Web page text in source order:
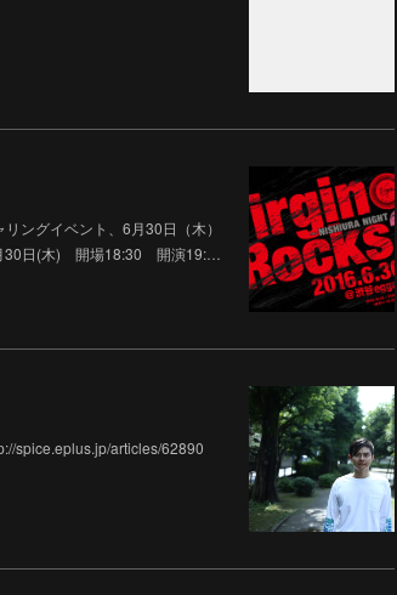
ングイベント、6月30日（木）
30日(木) 開場18:30 開演19:…
spice.eplus.jp/articles/62890